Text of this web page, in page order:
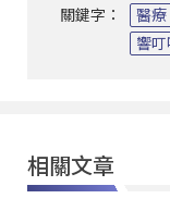
關鍵字： 醫療
響
相關文章